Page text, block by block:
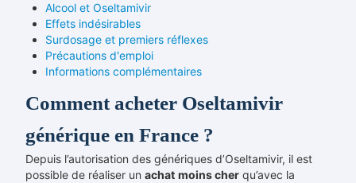
Alcool et Oseltamivir
Effets indésirables
Surdosage et premiers réflexes
Précautions d'emploi
Informations complémentaires
Comment acheter Oseltamivir
générique en France ?
Depuis l’autorisation des génériques d’Oseltamivir, il est
possible de réaliser un achat moins cher qu’avec la